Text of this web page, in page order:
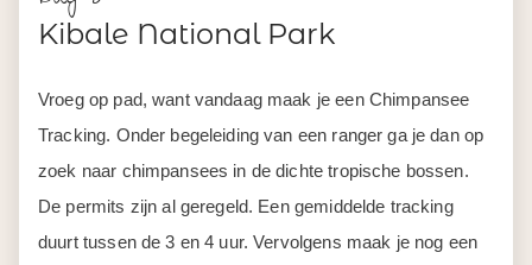
Kibale National Park
Vroeg op pad, want vandaag maak je een Chimpansee
Tracking. Onder begeleiding van een ranger ga je dan op
zoek naar chimpansees in de dichte tropische bossen.
De permits zijn al geregeld. Een gemiddelde tracking
duurt tussen de 3 en 4 uur. Vervolgens maak je nog een